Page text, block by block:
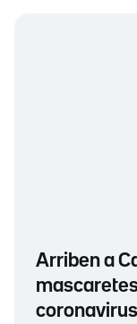
Arriben a
coronavirus